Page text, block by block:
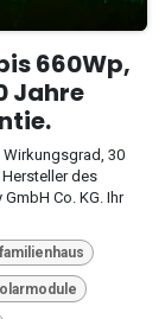
660Wp,
Jahre
Wirkungsgrad, 30
des
Co. KG. Ihr